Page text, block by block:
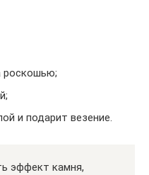
роскошью;
и подарит везение.
эффект камня,